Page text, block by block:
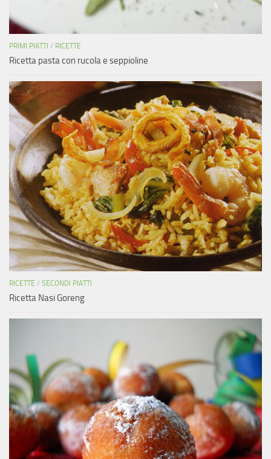
PRIMI PIATTI / RICETTE
Ricetta pasta con rucola e seppioline
RICETTE / SECONDI PIATTI
Ricetta Nasi Goreng